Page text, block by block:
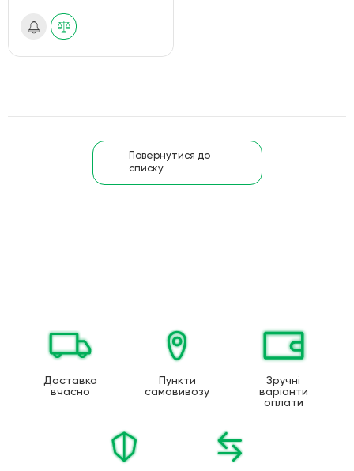
Повернутися до
списку
Доставка
вчасно
Пункти
самовивозу
Зручні
варіанти
оплати